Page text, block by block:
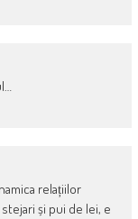
relațiilor
și pui de lei, e